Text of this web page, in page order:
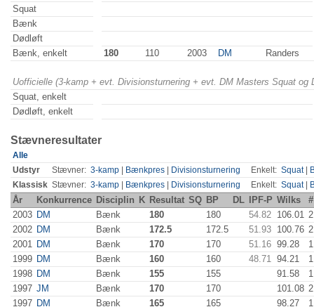
Squat
Bænk
Dødløft
Bænk, enkelt
180 110 2003 DM Randers
Uofficielle (3-kamp + evt. Divisionsturnering + evt. DM Masters Squat
Squat, enkelt
Dødløft, enkelt
Stævneresultater
Alle
Udstyr
Stævner: 3-kamp Bænkpres Divisionsturnering Enkelt: Squat|
Klassisk Stævner: 3-kamp Bænkpres Divisionsturnering Enkelt: Squat|
År Konkurrence Disciplin K Resultat SQ BP DL IPF-P Wilks
#
2003 DM Bænk 180 180 54.82 106.01
2002 DM Bænk 172.5 172.5 51.93 100.76
2001 DM Bænk 170 170 51.16 99.28
1999 DM Bænk 160 160 48.71 94.21
1998 DM Bænk 155 155 91.58
1997 JM Bænk 170 170 101.08
1997 DM Bænk 165 165 98.27